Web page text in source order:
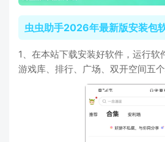
虫虫助手2026年最新版安装包
1、在本站下载安装好软件，运行软
游戏库、排行、广场、双开空间五个